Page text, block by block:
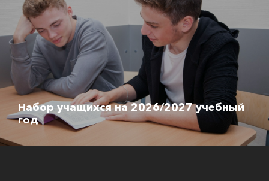
Набор учащихся на 2026/2027 учебный
год